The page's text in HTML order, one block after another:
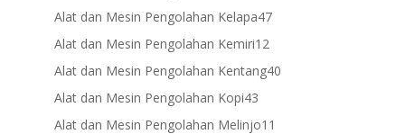
Alat dan Mesin Pengolahan Kelapa4747
Alat dan Mesin Pengolahan Kemiri1212
products
Alat dan Mesin Pengolahan Kentang4040
Alat dan Mesin Pengolahan Kopi4343
products
Alat dan Mesin Pengolahan Melinjo11